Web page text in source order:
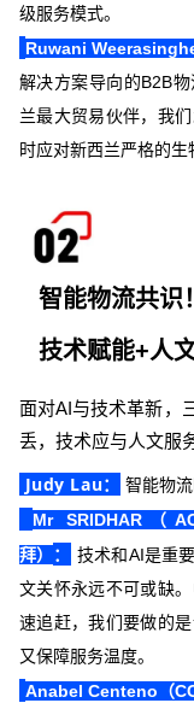
级服务模式。
Ruwani
解决方案导向的B2B
兰最大贸易伙伴，我
时应对新西兰严格的生
智能物流共识！
技术赋能+人
面对AI与技术革新，
丢，技术应与人文服
Judy Lau：
智能物
Mr SRIDHAR（
拜） ：
技术和AI是重
文关怀永远不可或缺
速追赶，我们要做的
又保障服务温度。
Anabel Centeno（